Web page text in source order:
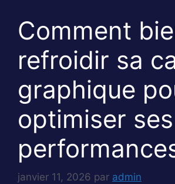
Comment
refroidir sa
graphique
optimiser ses
janvier 11, 2026 par admin